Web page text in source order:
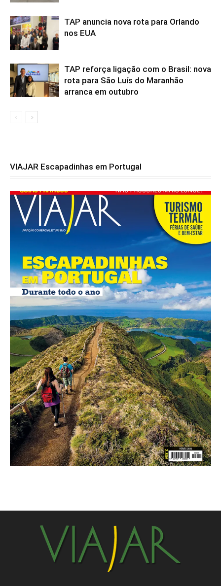
TAP anuncia nova rota para Orlando
nos EUA
TAP reforça ligação com o Brasil: nova
rota para São Luís do Maranhão
arranca em outubro
VIAJAR Escapadinhas em Portugal